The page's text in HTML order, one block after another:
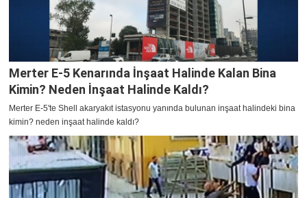
Merter E-5 Kenarında İnşaat Halinde Kalan Bina
Kimin? Neden İnşaat Halinde Kaldı?
Merter E-5'te Shell akaryakıt istasyonu yanında bulunan inşaat halindeki bina
kimin? neden inşaat halinde kaldı?